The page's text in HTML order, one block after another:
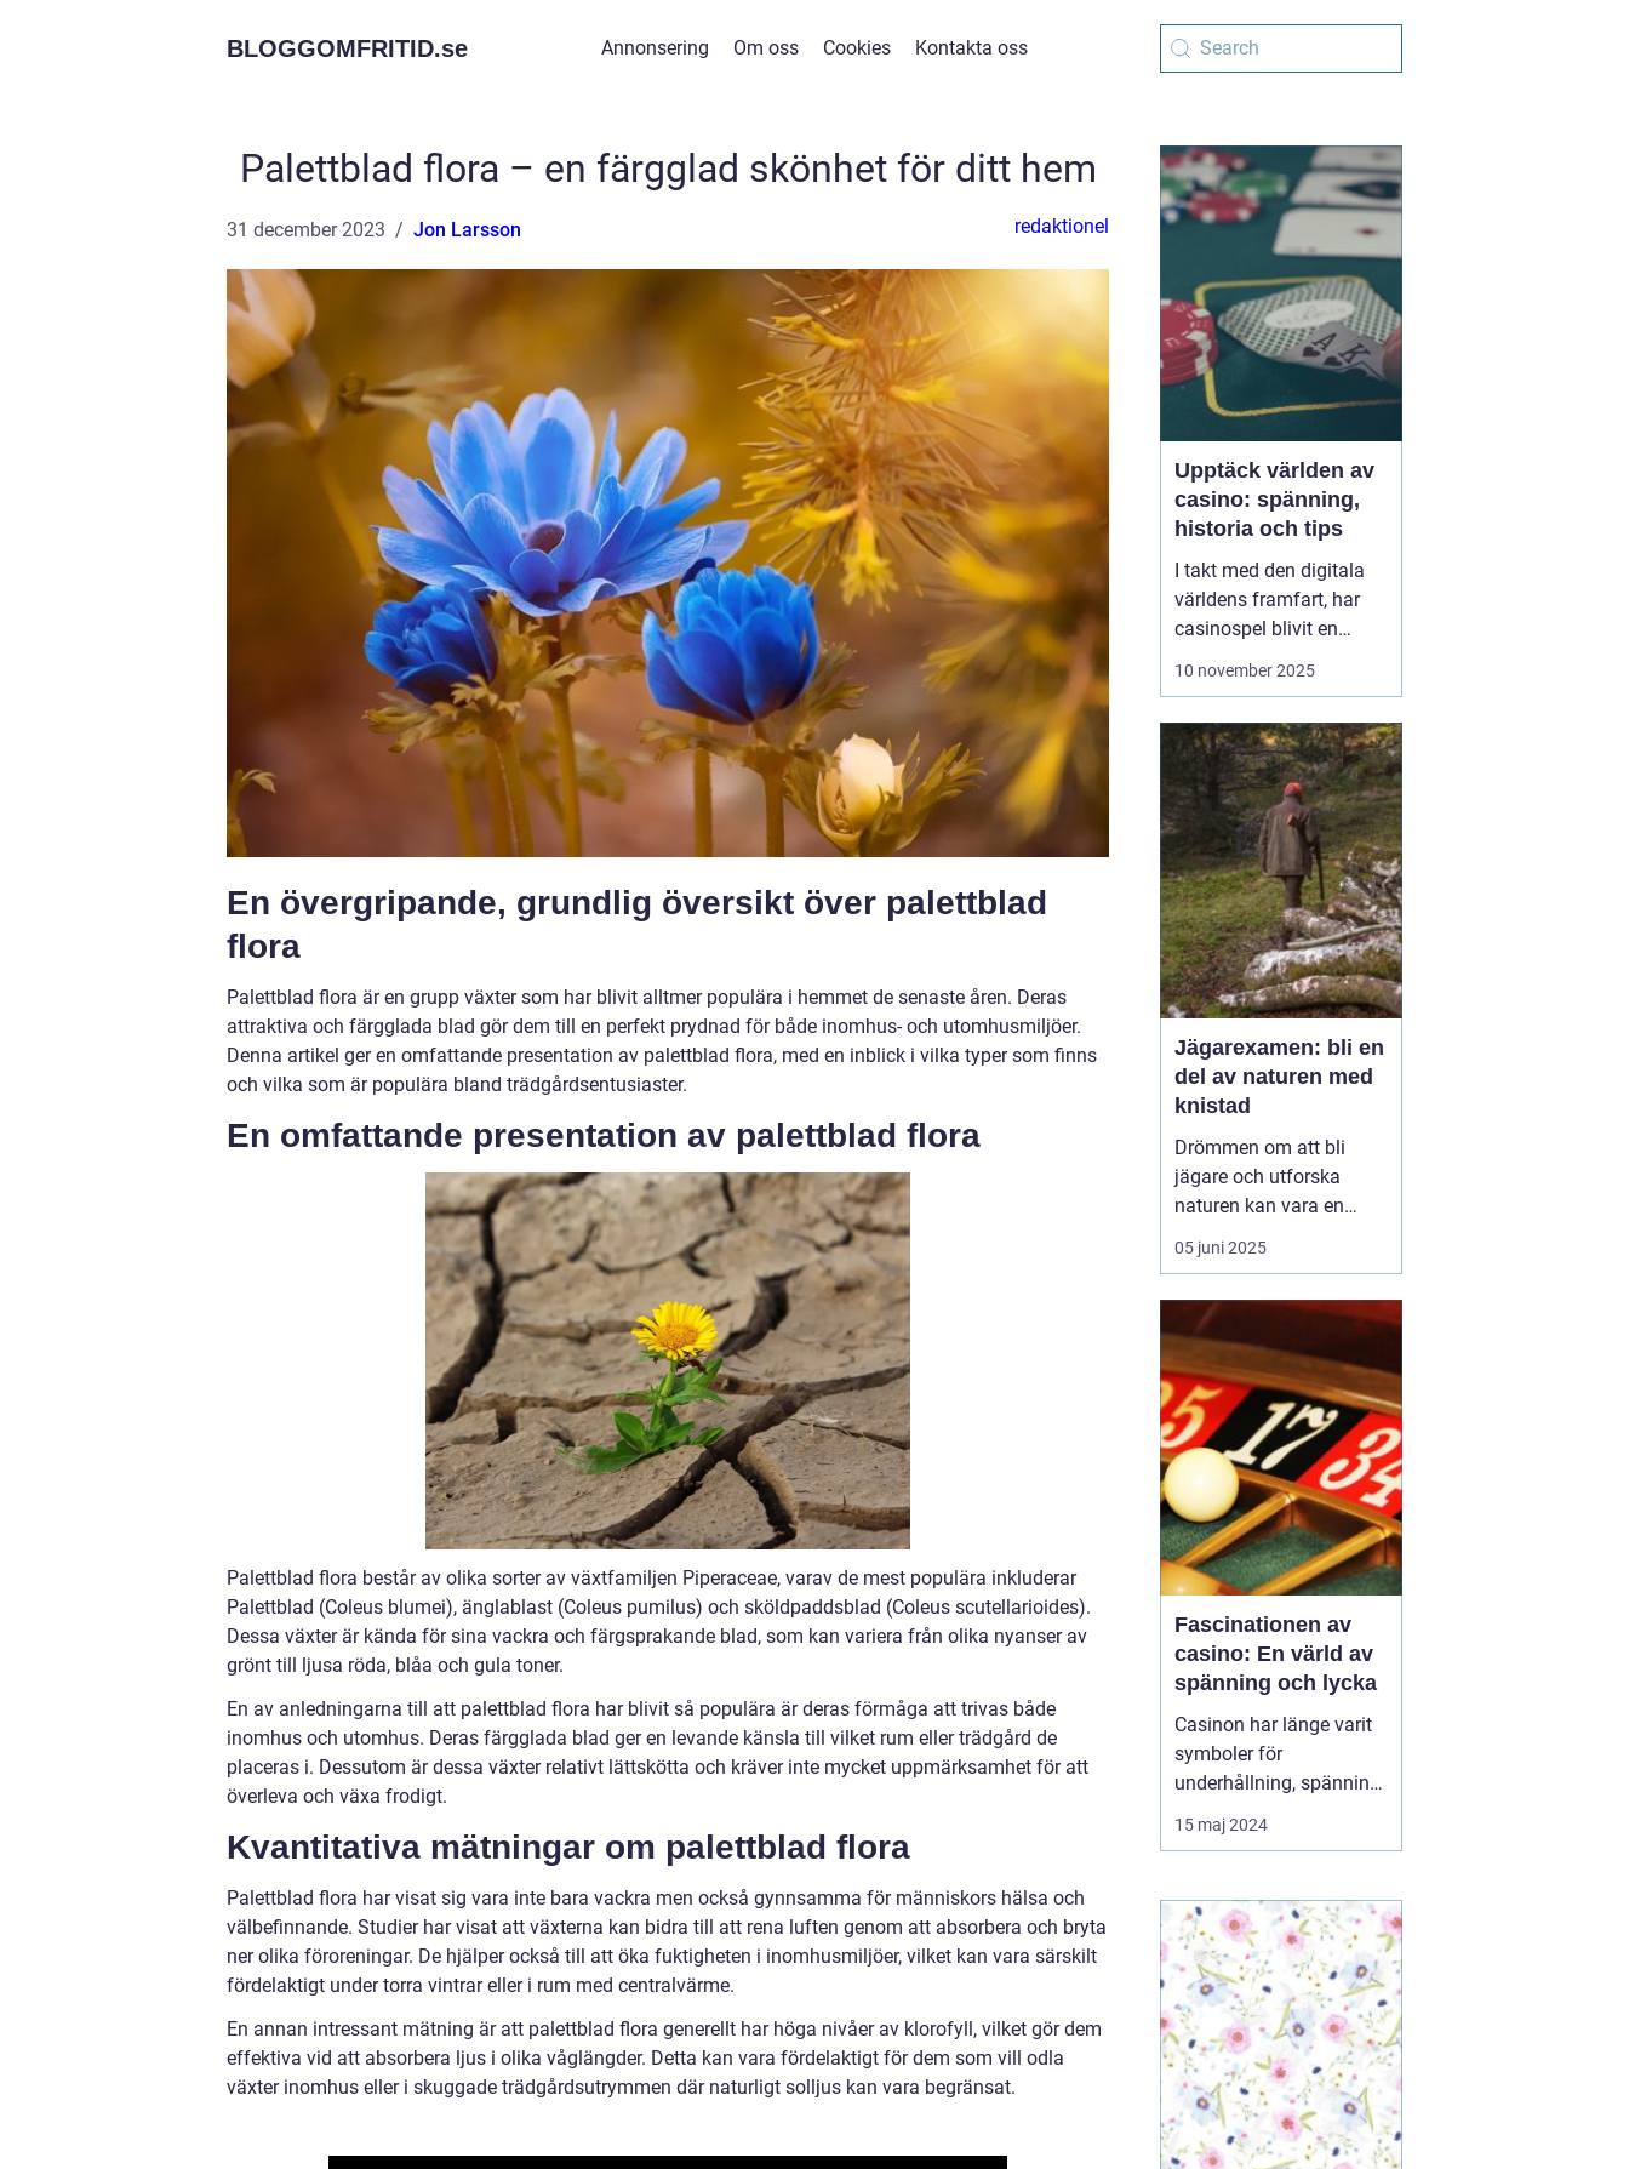
BLOGGOMFRITID.se Annonsering Om oss Cookies Kontakta oss
Palettblad flora – en färgglad skönhet för ditt hem
31 december 2023 Jon Larsson redaktionel
En övergripande, grundlig översikt över palettblad
flora
Palettblad flora är en grupp växter som har blivit alltmer populära i hemmet de senaste åren. Deras
attraktiva och färgglada blad gör dem till en perfekt prydnad för både inomhus- och utomhusmiljöer.
Denna artikel ger en omfattande presentation av palettblad flora, med en inblick i vilka typer som finns
och vilka som är populära bland trädgårdsentusiaster.
En omfattande presentation av palettblad flora
Palettblad flora består av olika sorter av växtfamiljen Piperaceae, varav de mest populära inkluderar
Palettblad (Coleus blumei), änglablast (Coleus pumilus) och sköldpaddsblad (Coleus scutellarioides).
Dessa växter är kända för sina vackra och färgsprakande blad, som kan variera från olika nyanser av
grönt till ljusa röda, blåa och gula toner.
En av anledningarna till att palettblad flora har blivit så populära är deras förmåga att trivas både
inomhus och utomhus. Deras färgglada blad ger en levande känsla till vilket rum eller trädgård de
placeras i. Dessutom är dessa växter relativt lättskötta och kräver inte mycket uppmärksamhet för att
överleva och växa frodigt.
Kvantitativa mätningar om palettblad flora
Palettblad flora har visat sig vara inte bara vackra men också gynnsamma för människors hälsa och
välbefinnande. Studier har visat att växterna kan bidra till att rena luften genom att absorbera och bryta
ner olika föroreningar. De hjälper också till att öka fuktigheten i inomhusmiljöer, vilket kan vara särskilt
fördelaktigt under torra vintrar eller i rum med centralvärme.
En annan intressant mätning är att palettblad flora generellt har höga nivåer av klorofyll, vilket gör dem
effektiva vid att absorbera ljus i olika våglängder. Detta kan vara fördelaktigt för dem som vill odla
växter inomhus eller i skuggade trädgårdsutrymmen där naturligt solljus kan vara begränsat.
Upptäck världen av
casino: spänning,
historia och tips
I takt med den digitala
världens framfart, har
casinospel blivit en
omåttligt populär form
ha besökt stora och
luxuösa casinon i städer
som Las Vegas o...
10 november 2025
Jägarexamen: bli en
del av naturen med
knistad
Drömmen om att bli
jägare och utforska
naturen kan vara en
fantastisk upplevelse.
För att förverkliga detta
jägarexamen. På
Knistad Herrgård
erbjuder vi en
intensivkurs i
jägarexamen som f&...
05 juni 2025
Fascinationen av
casino: En värld av
spänning och lycka
Casinon har länge varit
symboler för
underhållning, spänning
och möjligheten att
vinna stort. De fungerar
som söker fläkten av risk
och lockelsen av
belöningar. Oavsett om
du är ...
15 maj 2024